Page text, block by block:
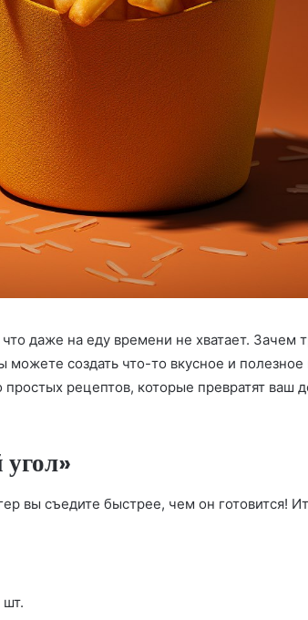
даже на еду времени не хватает. Зачем
можете создать что-то вкусное и
рецептов, которые превратят ваш
вы съедите быстрее, чем он готовится!